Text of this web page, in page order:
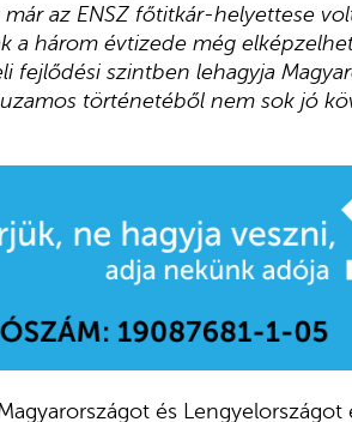
az ENSZ főtitkár-helyettese
a három évtizede még
fejlődési szintben lehagyja
történetéből nem sok jó
és Lengyelországot